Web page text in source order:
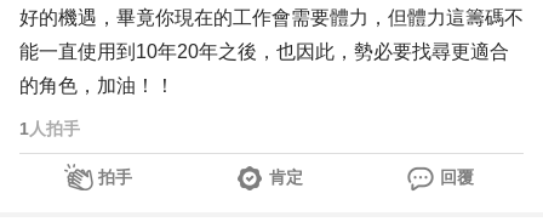
好的機遇，畢竟你現在的工作會需要體力，但體力這籌碼不
能一直使用到10年20年之後，也因此，勢必要找尋更適合
的角色，加油！！
1 人拍手
拍手 肯定 回覆